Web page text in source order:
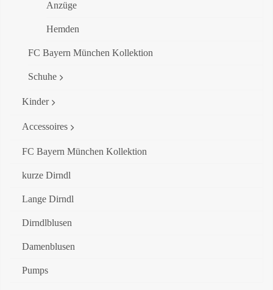
Anzüge
Hemden
FC Bayern München Kollektion
Schuhe
Kinder
Accessoires
FC Bayern München Kollektion
kurze Dirndl
Lange Dirndl
Dirndlblusen
Damenblusen
Pumps